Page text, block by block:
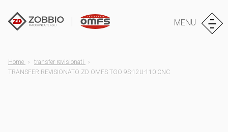
MENU
Home
transfer revisionati
TRANSFER REVISIONATO ZD OMFS TGO 9S-12U-110 CNC